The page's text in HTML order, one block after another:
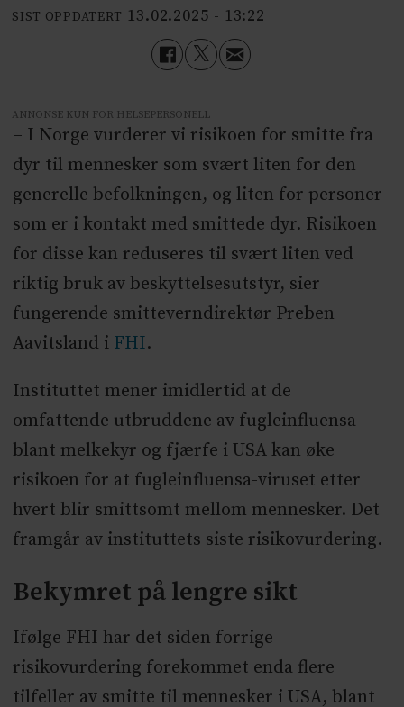
SIST OPPDATERT 13.02.2025 - 13:22
ANNONSE KUN FOR HELSEPERSONELL
– I Norge vurderer vi risikoen for smitte fra
dyr til mennesker som svært liten for den
generelle befolkningen, og liten for personer
som er i kontakt med smittede dyr. Risikoen
for disse kan reduseres til svært liten ved
riktig bruk av beskyttelsesutstyr, sier
fungerende smitteverndirektør Preben
Aavitsland i FHI.
Instituttet mener imidlertid at de
omfattende utbruddene av fugleinfluensa
blant melkekyr og fjærfe i USA kan øke
risikoen for at fugleinfluensa-viruset etter
hvert blir smittsomt mellom mennesker. Det
framgår av instituttets siste risikovurdering.
Bekymret på lengre sikt
Ifølge FHI har det siden forrige
risikovurdering forekommet enda flere
tilfeller av smitte til mennesker i USA, blant